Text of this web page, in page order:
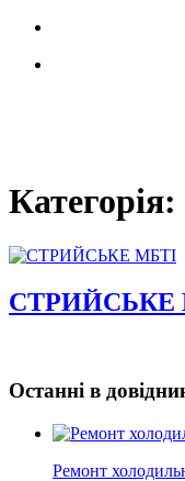
СТРИЙСЬКЕ
Останні в
Ремонт